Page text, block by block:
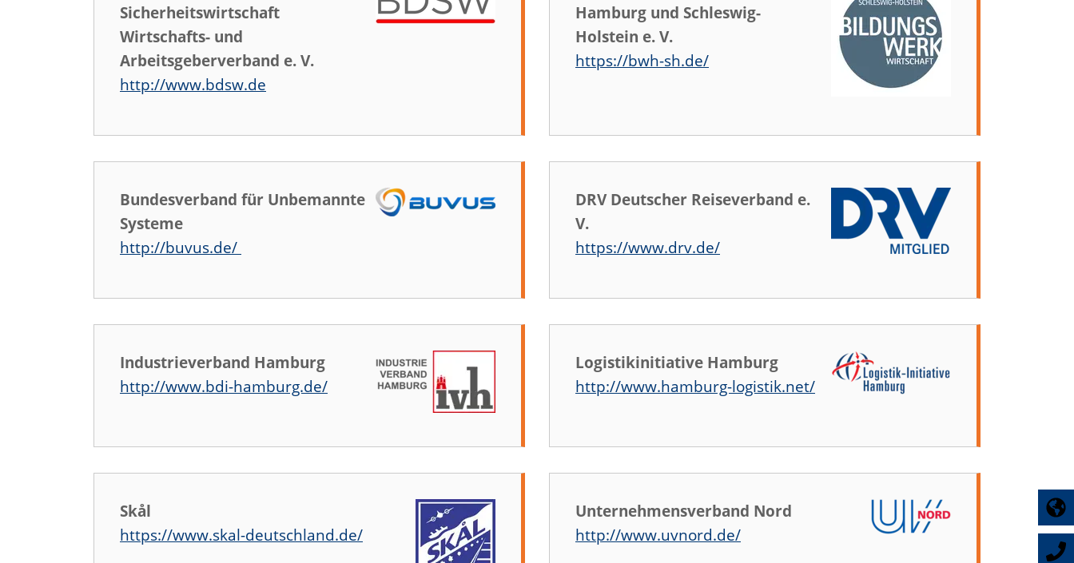
Sicherheitswirtschaft
Wirtschafts- und
Arbeitsgeberverband e. V.
http://www.bdsw.de
Hamburg und Schleswig-
Holstein e. V.
https://bwh-sh.de/
Bundesverband für Unbemannte
Systeme
http://buvus.de/
DRV Deutscher Reiseverband e.
V.
https://www.drv.de/
Industrieverband Hamburg
http://www.bdi-hamburg.de/
Logistikinitiative Hamburg
http://www.hamburg-logistik.net/
Skål
https://www.skal-deutschland.de/
Unternehmensverband Nord
http://www.uvnord.de/